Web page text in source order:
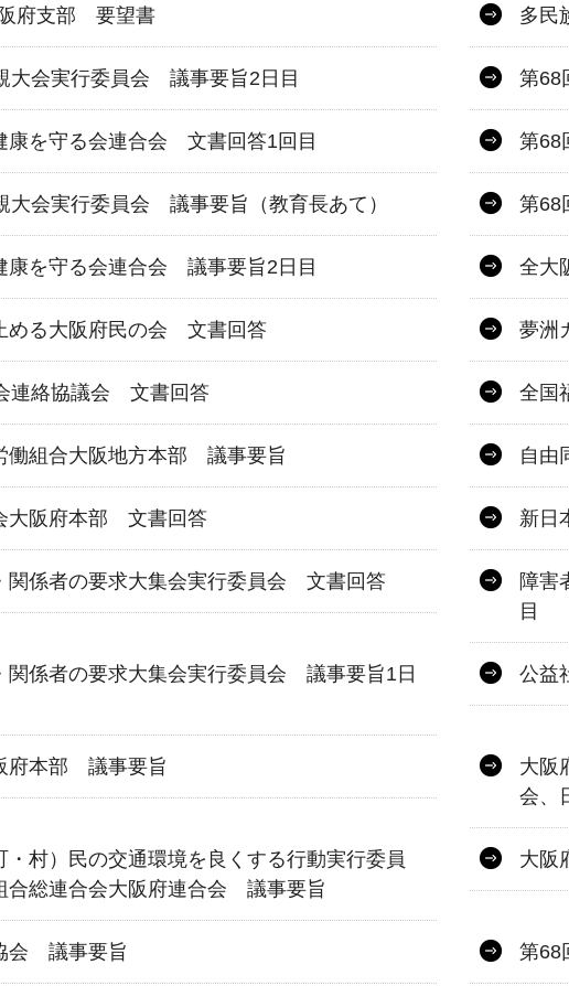
府支部 要望書 多民
大会実行委員会 議事要旨2日目 第68
康を守る会連合会 文書回答1回目 第68
大会実行委員会 議事要旨（教育長あて） 第68
康を守る会連合会 議事要旨2日目 全大
める大阪府民の会 文書回答 夢洲
連絡協議会 文書回答 全国
働組合大阪地方本部 議事要旨 自由
大阪府本部 文書回答 新日
関係者の要求大集会実行委員会 文書回答
障害
目
関係者の要求大集会実行委員会 議事要旨1日
公益
府本部 議事要旨
大阪
会、
・村）民の交通環境を良くする行動実行委員
合総連合会大阪府連合会 議事要旨
大阪
会 議事要旨 第68